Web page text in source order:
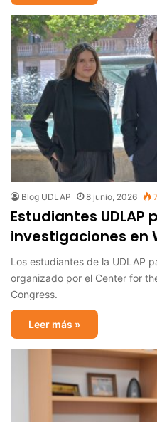
Blog UDLAP 8 junio, 2026
Estudiantes UDLAP
investigaciones en
Los estudiantes de la UDLAP
organizado por el Center for
Congress.
Leer más »